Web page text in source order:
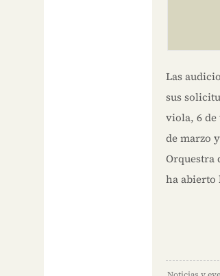
Las
sus
viola, 6
de marzo
Orquestra
ha